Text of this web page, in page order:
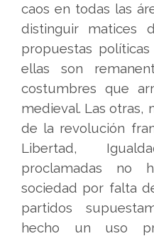
caos en todas las
distinguir matices
propuestas
ellas son
costumbres que
medieval. Las otras,
de la revolución
Libertad,
proclamadas no
sociedad por falta
partidos
hecho un uso